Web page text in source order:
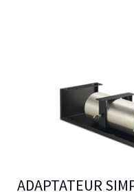
ADAPTATEUR